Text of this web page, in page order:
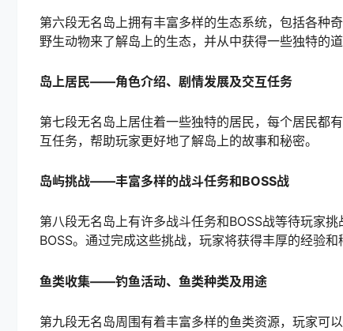
第六段无名岛上拥有丰富多样的生态系统，包括各种
野生动物来了解岛上的生态，并从中获得一些独特的道
岛上居民——角色介绍、剧情发展及交互任务
第七段无名岛上居住着一些独特的居民，每个居民都
互任务，帮助玩家更好地了解岛上的故事和秘密。
岛屿挑战——丰富多样的战斗任务和BOSS战
第八段无名岛上有许多战斗任务和BOSS战等待玩家
BOSS。通过完成这些挑战，玩家将获得丰厚的经验和
鱼类收集——钓鱼活动、鱼类种类及用途
第九段无名岛周围有着丰富多样的鱼类资源，玩家可